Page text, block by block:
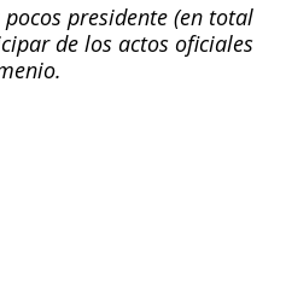
presidente (en total
de los actos oficiales